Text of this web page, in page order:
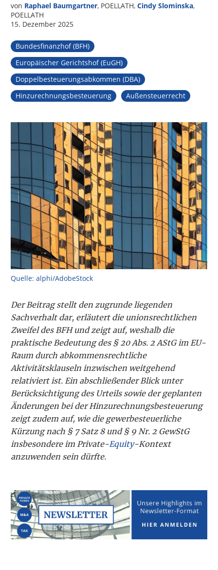
von Raphael Baumgartner, POELLATH,Cindy Slominska,
POELLATH
15. Dezember 2025
Bundesfinanzhof (BFH)
Europäischer Gerichtshof (EuGH)
Doppelbesteuerungsabkommen (DBA)
Hinzurechnungsbesteuerung
Außensteuerrecht
Quelle: alphi/AdobeStock
Der Beitrag stellt den zugrunde liegenden
Sachverhalt dar, erläutert die unionsrechtlichen
Zweifel des BFH und zeigt auf, weshalb die
praktische Bedeutung des § 20 Abs. 2 AStG im EU-
Raum durch abkommensrechtliche
Aktivitätsklauseln inzwischen weitgehend
relativiert ist. Ein abschließender Blick unter
Berücksichtigung des Urteils sowie der geplanten
Änderungen bei der Hinzurechnungsbesteuerung
zeigt zudem auf, wie die gewerbesteuerliche
Kürzung nach § 7 Satz 8 und § 9 Nr. 2 GewStG
insbesondere im Private-Equity-Kontext
anzuwenden sein dürfte.